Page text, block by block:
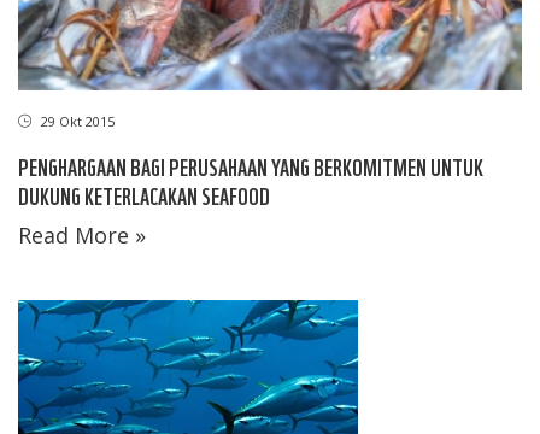
29 Okt 2015
PENGHARGAAN BAGI PERUSAHAAN YANG BERKOMITMEN UNTUK
DUKUNG KETERLACAKAN SEAFOOD
Read More »